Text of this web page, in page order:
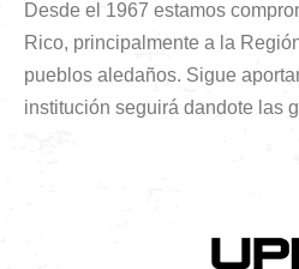
Desde el 1967 estamos
Rico, principalmente a la
pueblos aledaños. Sigue
institución seguirá dandote las